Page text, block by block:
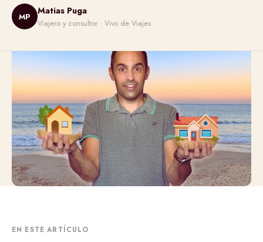
MP
Matias Puga
Viajero y consultor · Vivo de Viajes
EN ESTE ARTÍCULO